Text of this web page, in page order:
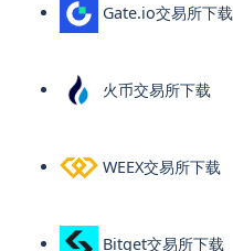
Gate.io交易所下载
火币交易所下载
WEEX交易所下载
Bitget交易所下载